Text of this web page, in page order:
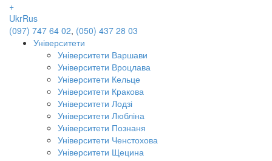
+
UkrRus
(097) 747 64 02, (050) 437 28 03
Університети
Університети Варшави
Університети Вроцлава
Університети Кельце
Університети Кракова
Університети Лодзі
Університети Любліна
Університети Познаня
Університети Ченстохова
Університети Щецина